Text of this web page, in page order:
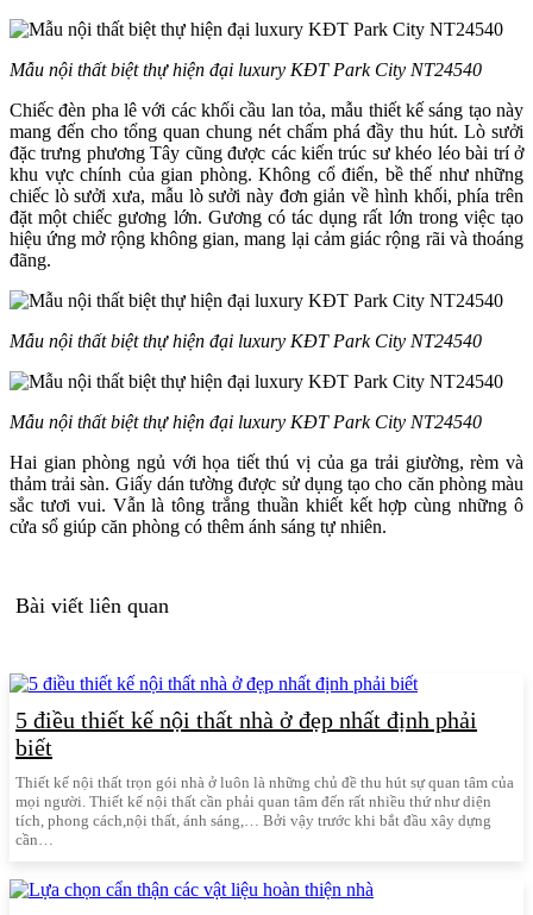
Mẫu nội thất biệt thự hiện đại luxury KĐT Park City NT24540
Chiếc đèn pha lê với các khối cầu lan tỏa, mẫu thiết kế sáng tạo này
mang đến cho tổng quan chung nét chấm phá đầy thu hút. Lò sưởi
đặc trưng phương Tây cũng được các kiến trúc sư khéo léo bài trí ở
khu vực chính của gian phòng. Không cổ điển, bề thế như những
chiếc lò sưởi xưa, mẫu lò sưởi này đơn giản về hình khối, phía trên
đặt một chiếc gương lớn. Gương có tác dụng rất lớn trong việc tạo
hiệu ứng mở rộng không gian, mang lại cảm giác rộng rãi và thoáng
đãng.
Mẫu nội thất biệt thự hiện đại luxury KĐT Park City NT24540
Mẫu nội thất biệt thự hiện đại luxury KĐT Park City NT24540
Hai gian phòng ngủ với họa tiết thú vị của ga trải giường, rèm và
thảm trải sàn. Giấy dán tường được sử dụng tạo cho căn phòng màu
sắc tươi vui. Vẫn là tông trắng thuần khiết kết hợp cùng những ô
cửa sổ giúp căn phòng có thêm ánh sáng tự nhiên.
Bài viết liên quan
5 điều thiết kế nội thất nhà ở đẹp nhất định phải
biết
Thiết kế nội thất trọn gói nhà ở luôn là những chủ đề thu hút sự quan tâm của
mọi người. Thiết kế nội thất cần phải quan tâm đến rất nhiều thứ như diện
tích, phong cách,nội thất, ánh sáng,… Bởi vậy trước khi bắt đầu xây dựng
cần…